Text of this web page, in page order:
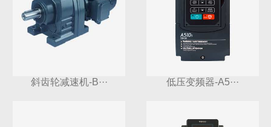
斜齿轮减速机-B··· 低压变频器-A5···